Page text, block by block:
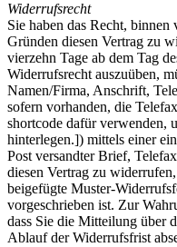
Widerrufsrecht
Sie haben das Recht,
Gründen diesen Vertrag zu
vierzehn Tage ab dem Tag
Widerrufsrecht auszuüben,
Namen/Firma, Anschrift,
sofern vorhanden, die
shortcode dafür verwenden,
hinterlegen.]) mittels einer
Post versandter Brief,
diesen Vertrag zu
beigefügte Muster-
vorgeschrieben ist. Zur
dass Sie die Mitteilung über
Ablauf der Widerrufsfrist